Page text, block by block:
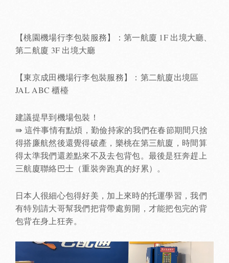
【桃園機場行李包裝服務】：第一航廈 1F 出境大廳、
第二航廈 3F 出境大廳
【東京成田機場行李包裝服務】：第二航廈出境區
JAL ABC 櫃檯
建議提早到機場包裝！
⇛ 這件事情有點煩，勤儉持家的我們在春節期間只捨
得搭廉航然後還覺得破產，樂桃在第三航廈，時間算
得太準我們還差點來不及去包背包。最後是狂奔趕上
三航廈聯絡巴士（重裝奔跑真的好累）。
日本人很細心包得好美，加上來時的托運學習，我們
有特別請大哥幫我們把背帶處剪開，才能把包完的背
包背在身上狂奔。